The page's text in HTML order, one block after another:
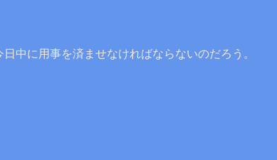
中に用事を済ませなければならないのだろう。